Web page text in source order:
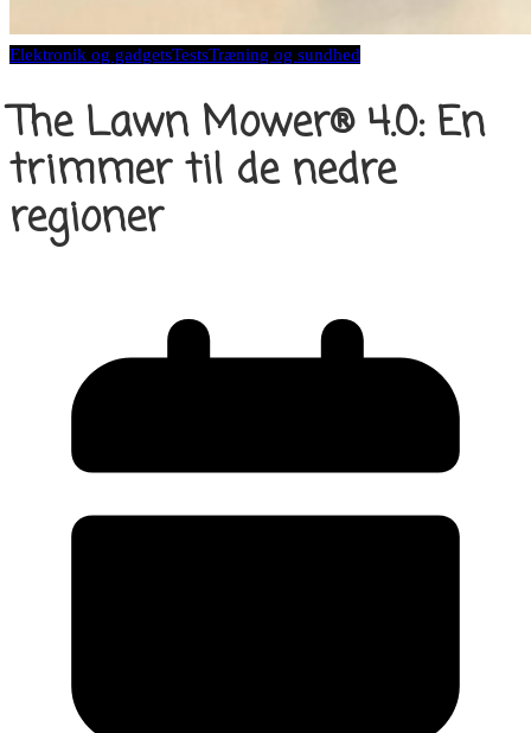
Elektronik og gadgetsTestsTræning og sundhed
The Lawn Mower® 4.0: En
trimmer til de nedre
regioner